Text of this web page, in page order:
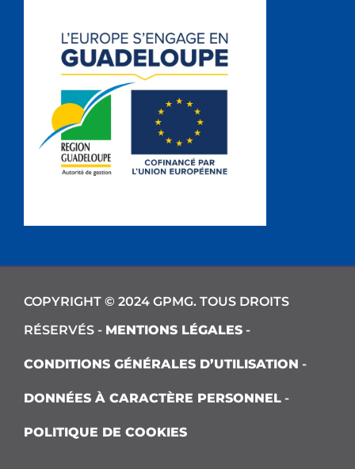
COPYRIGHT © 2024 GPMG. TOUS DROITS
RÉSERVÉS - MENTIONS LÉGALES -
CONDITIONS GÉNÉRALES D’UTILISATION -
DONNÉES À CARACTÈRE PERSONNEL -
POLITIQUE DE COOKIES